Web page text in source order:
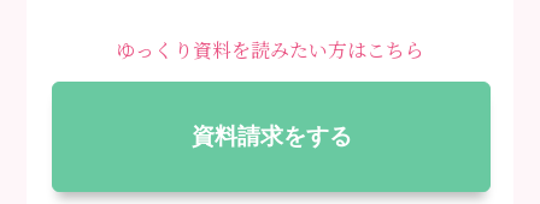
ゆっくり資料を読みたい方はこちら
資料請求をする